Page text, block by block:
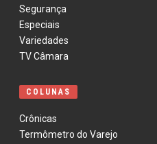
Segurança
Especiais
Variedades
TV Câmara
COLUNAS
Crônicas
Termômetro do Varejo